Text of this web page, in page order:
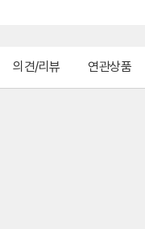
의견/리뷰 연관상품